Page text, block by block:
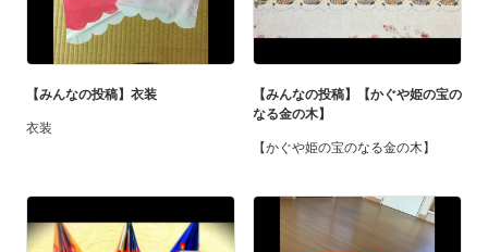
【みんなの投稿】衣装
衣装
【みんなの投稿】【かぐや姫の宝の
なる金の木】
【かぐや姫の宝のなる金の木】